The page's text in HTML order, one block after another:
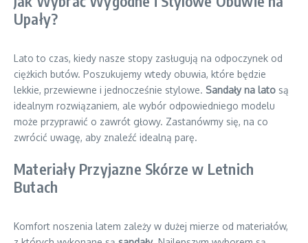
Upały?
Lato to czas, kiedy nasze stopy zasługują na odpoczynek od
ciężkich butów. Poszukujemy wtedy obuwia, które będzie
lekkie, przewiewne i jednocześnie stylowe. Sandały na lato są
idealnym rozwiązaniem, ale wybór odpowiedniego modelu
może przyprawić o zawrót głowy. Zastanówmy się, na co
zwrócić uwagę, aby znaleźć idealną parę.
Materiały Przyjazne Skórze w Letnich
Butach
Komfort noszenia latem zależy w dużej mierze od materiałów,